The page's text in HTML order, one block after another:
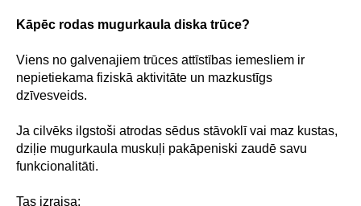
Kāpēc rodas mugurkaula diska trūce?
Viens no galvenajiem trūces attīstības iemesliem ir
nepietiekama fiziskā aktivitāte un mazkustīgs
dzīvesveids.
Ja cilvēks ilgstoši atrodas sēdus stāvoklī vai maz kustas,
dziļie mugurkaula muskuļi pakāpeniski zaudē savu
funkcionalitāti.
Tas izraisa: